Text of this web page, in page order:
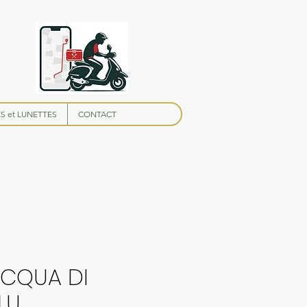
et LUNETTES CONTACT
DI